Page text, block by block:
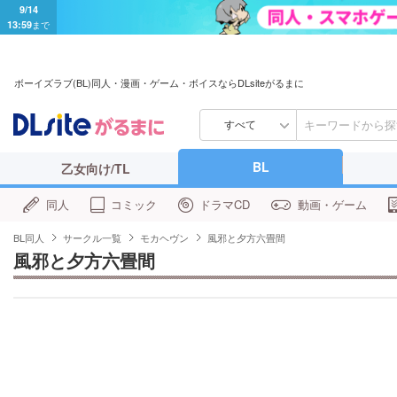
9/14
13:59まで
ボーイズラブ(BL)同人・漫画・ゲーム・ボイスならDLsiteがるまに
すべて
乙女向け/TL BL
同人 コミック ドラマCD 動画・ゲーム
BL同人 サークル一覧 モカヘヴン 風邪と夕方六畳間
風邪と夕方六畳間